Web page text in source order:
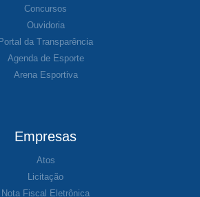
Concursos
Ouvidoria
da Transparência
Agenda de Esporte
Arena Esportiva
Empresas
Atos
Licitação
Nota Fiscal Eletrônica